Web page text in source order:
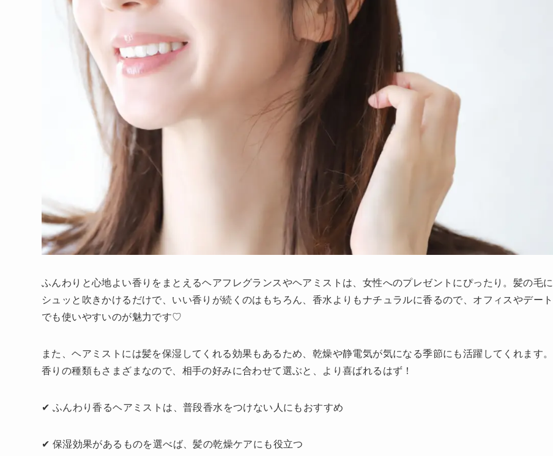
ふんわりと心地よい香りをまとえるヘアフレグランスやヘアミストは、女性へのプレゼントにぴったり。髪の毛に
シュッと吹きかけるだけで、いい香りが続くのはもちろん、香水よりもナチュラルに香るので、オフィスやデート
でも使いやすいのが魅力です♡
また、ヘアミストには髪を保湿してくれる効果もあるため、乾燥や静電気が気になる季節にも活躍してくれます。
香りの種類もさまざまなので、相手の好みに合わせて選ぶと、より喜ばれるはず！
✔ ふんわり香るヘアミストは、普段香水をつけない人にもおすすめ
✔ 保湿効果があるものを選べば、髪の乾燥ケアにも役立つ